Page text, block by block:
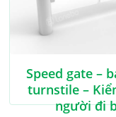
Speed gate –
turnstile –
người đi